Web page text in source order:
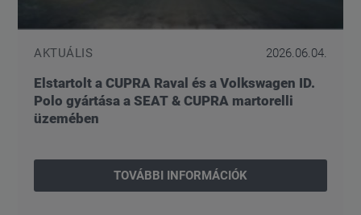
AKTUÁLIS 2026.06.04.
Elstartolt a CUPRA Raval és a Volkswagen ID.
Polo gyártása a SEAT & CUPRA martorelli
üzemében
TOVÁBBI INFORMÁCIÓK